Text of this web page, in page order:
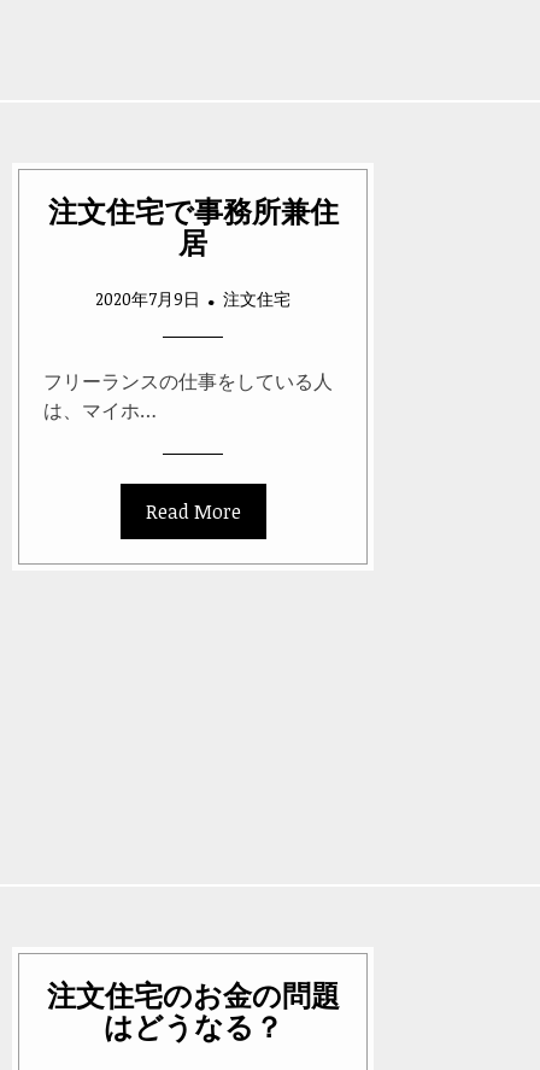
注文住宅で事務所兼住
居
2020年7月9日 注文住宅
フリーランスの仕事をしている人
は、マイホ…
Read More
注文住宅のお金の問題
はどうなる？